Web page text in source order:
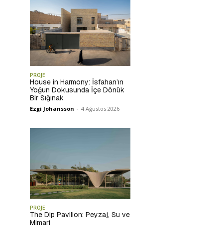
PROJE
House in Harmony: İsfahan’ın
Yoğun Dokusunda İçe Dönük
Bir Sığınak
Ezgi Johansson - 4 Ağustos 2026
PROJE
The Dip Pavilion: Peyzaj, Su ve
Mimari